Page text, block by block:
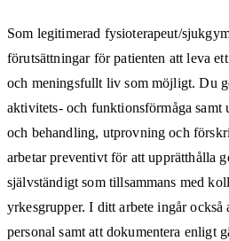
Som legitimerad fysioterapeut/
förutsättningar för patienten att leva
och meningsfullt liv som möjligt. Du
aktivitets- och funktionsförmåga samt
och behandling, utprovning och
arbetar preventivt för att upprätthålla
självständigt som tillsammans med
yrkesgrupper. I ditt arbete ingår också
personal samt att dokumentera enligt